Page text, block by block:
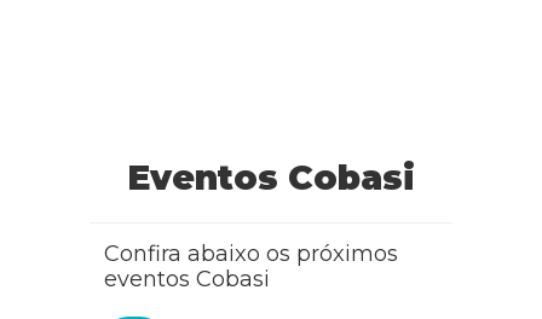
Eventos Cobasi
Confira abaixo os próximos
eventos Cobasi